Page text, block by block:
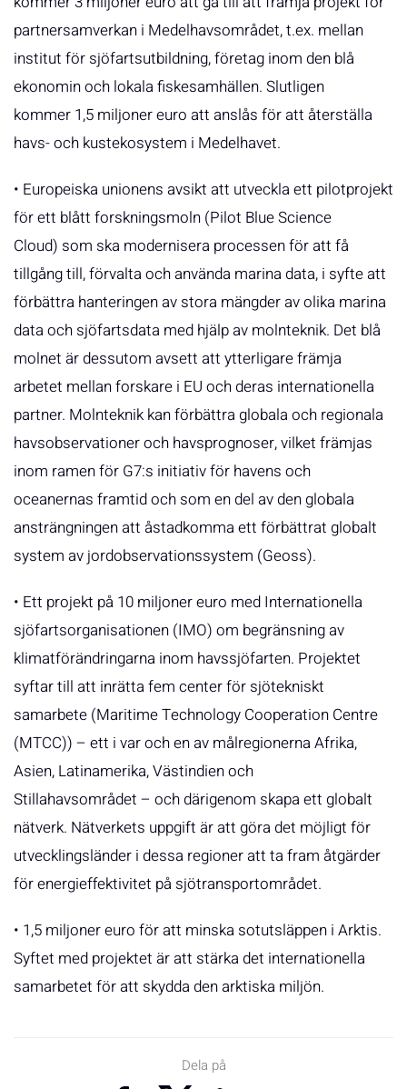
partnersamverkan i Medelhavsområdet, t.ex. mellan
institut för sjöfartsutbildning, företag inom den blå
ekonomin och lokala fiskesamhällen. Slutligen
kommer 1,5 miljoner euro att anslås för att återställa
havs- och kustekosystem i Medelhavet.
• Europeiska unionens avsikt att utveckla ett pilotprojekt
för ett blått forskningsmoln (Pilot Blue Science
Cloud) som ska modernisera processen för att få
tillgång till, förvalta och använda marina data, i syfte att
förbättra hanteringen av stora mängder av olika marina
data och sjöfartsdata med hjälp av molnteknik. Det blå
molnet är dessutom avsett att ytterligare främja
arbetet mellan forskare i EU och deras internationella
partner. Molnteknik kan förbättra globala och regionala
havsobservationer och havsprognoser, vilket främjas
inom ramen för G7:s initiativ för havens och
oceanernas framtid och som en del av den globala
ansträngningen att åstadkomma ett förbättrat globalt
system av jordobservationssystem (Geoss).
• Ett projekt på 10 miljoner euro med Internationella
sjöfartsorganisationen (IMO) om begränsning av
klimatförändringarna inom havssjöfarten. Projektet
syftar till att inrätta fem center för sjötekniskt
samarbete (Maritime Technology Cooperation Centre
(MTCC)) – ett i var och en av målregionerna Afrika,
Asien, Latinamerika, Västindien och
Stillahavsområdet – och därigenom skapa ett globalt
nätverk. Nätverkets uppgift är att göra det möjligt för
utvecklingsländer i dessa regioner att ta fram åtgärder
för energieffektivitet på sjötransportområdet.
• 1,5 miljoner euro för att minska sotutsläppen i Arktis.
Syftet med projektet är att stärka det internationella
samarbetet för att skydda den arktiska miljön.
Dela på